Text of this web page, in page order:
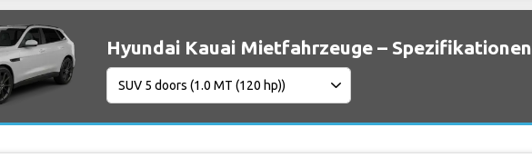
Hyundai Kauai Mietfahrzeuge – Spezifikationen